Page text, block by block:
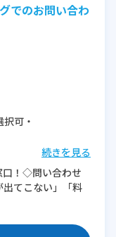
でのお問い合わ
可・
続きを見る
口！◇問い合わせ
てこない」「料